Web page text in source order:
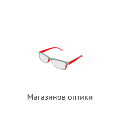
Магазинов оптики